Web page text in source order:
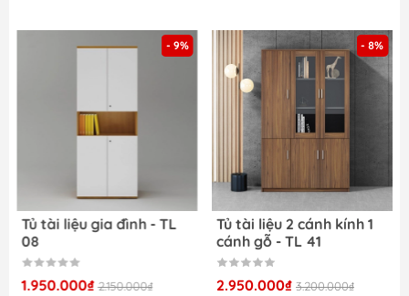
- 9%
Tủ tài liệu gia đình - TL
08
1.950.000₫ 2.150.000₫
- 8%
Tủ tài liệu 2 cánh kính 1
cánh gỗ - TL 41
2.950.000₫ 3.200.000₫